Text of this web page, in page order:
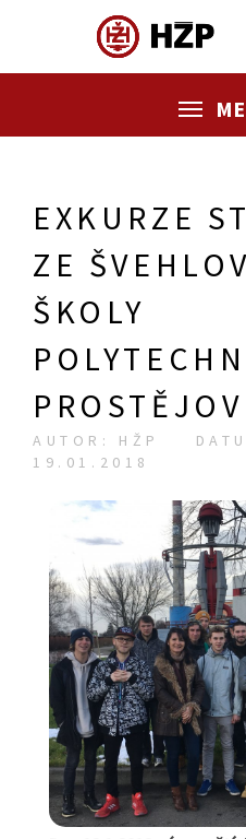
EXKURZE
ZE
ŠKOLY
PROSTĚJOV
AUTOR: HŽP
19.01.2018